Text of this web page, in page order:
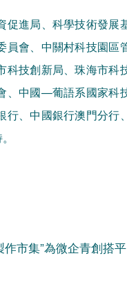
促進局、科學技術發展
會、中關村科技園區
科技創新局、珠海市科
、中國—葡語系國家科
、中國銀行澳門分行
市集”為微企青創搭